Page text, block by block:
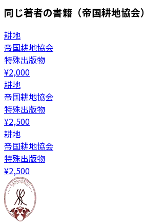
同じ著者の書籍（帝国耕地協会）
耕地
帝国耕地協会
特殊出版物
¥2,000
耕地
帝国耕地協会
特殊出版物
¥2,500
耕地
帝国耕地協会
特殊出版物
¥2,500